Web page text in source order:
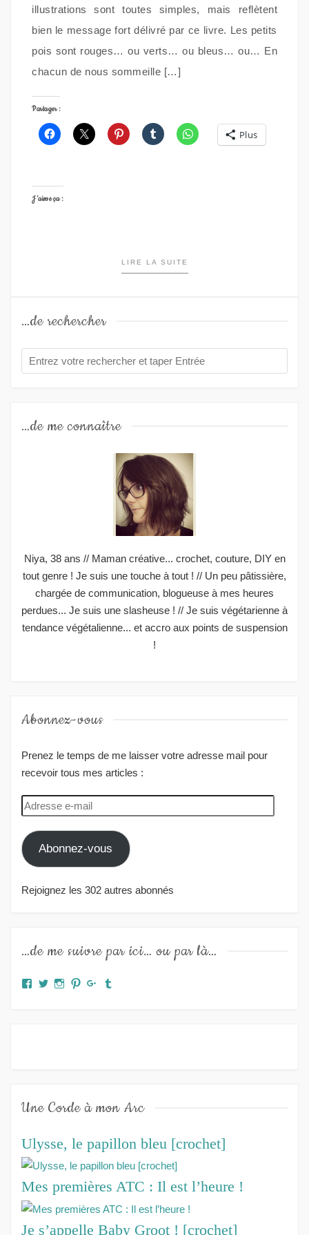
illustrations sont toutes simples, mais reflètent
bien le message fort délivré par ce livre. Les petits
pois sont rouges… ou verts… ou bleus… ou… En
chacun de nous sommeille […]
Partager :
Plus
J’aime ça :
LIRE LA SUITE
…de rechercher
…de me connaître
Niya, 38 ans // Maman créative... crochet, couture, DIY en
tout genre ! Je suis une touche à tout ! // Un peu pâtissière,
chargée de communication, blogueuse à mes heures
perdues... Je suis une slasheuse ! // Je suis végétarienne à
tendance végétalienne... et accro aux points de suspension
!
Abonnez-vous
Prenez le temps de me laisser votre adresse mail pour
recevoir tous mes articles :
Adresse
e-
mail
Abonnez-vous
Rejoignez les 302 autres abonnés
…de me suivre par ici… ou par là…
Facebook
TwitterInstagram
PinterestGoogle+
Une Corde à mon Arc
Ulysse, le papillon bleu [crochet]
Mes premières ATC : Il est l’heure !
Je s’appelle Baby Groot ! [crochet]